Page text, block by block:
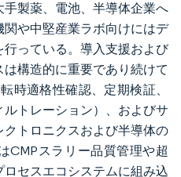
製薬、電池、半導体企業へ
や中堅産業ラボ向けにはデ
っている。導入支援および
構造的に重要であり続けて
時適格性確認、定期検証、
トレーション）、およびサ
トロニクスおよび半導体の
CMPスラリー品質管理や超
セスエコシステムに組み込